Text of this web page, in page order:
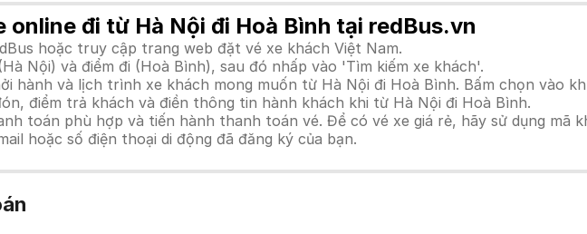
online đi từ Hà Nội đi Hoà Bình tại redBus.vn
hoặc truy cập trang web đặt vé xe khách Việt Nam.
Nội) và điểm đi (Hoà Bình), sau đó nhấp vào 'Tìm kiếm xe khách'.
hành và lịch trình xe khách mong muốn từ Hà Nội đi Hoà Bình. Bấm chọn vào
điểm trả khách và điền thông tin hành khách khi từ Hà Nội đi Hoà Bình.
toán phù hợp và tiến hành thanh toán vé. Để có vé xe giá rẻ, hãy sử dụng mã
hoặc số điện thoại di động đã đăng ký của bạn.